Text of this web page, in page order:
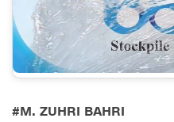
#M. ZUHRI BAHRI